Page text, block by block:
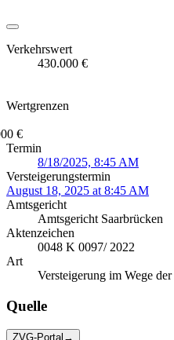
Verkehrswert
430.000 €
Wertgrenzen
€
Termin
8/18/2025, 8:45 AM
Versteigerungstermin
August 18, 2025 at 8:45 AM
Amtsgericht
Amtsgericht Saarbrücken
Aktenzeichen
0048 K 0097/ 2022
Art
Versteigerung im Wege
Quelle
ZVG-Portal →